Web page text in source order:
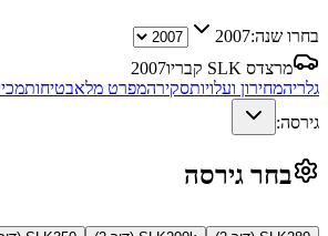
בחרו שנה:2007
מרצדס SLK קבריו
2007
גלריהמחירון ועלויותסקירהמפרט מלאבטיחות
גירסה:
בחר גירסה